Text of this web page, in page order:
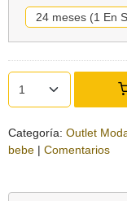
Categoría: Outlet
bebe | Comentarios